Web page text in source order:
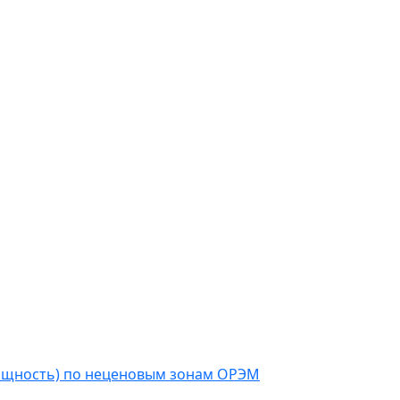
по неценовым зонам ОРЭМ